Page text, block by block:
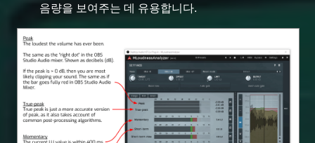
음량을 보여주는 데 유용합니다.